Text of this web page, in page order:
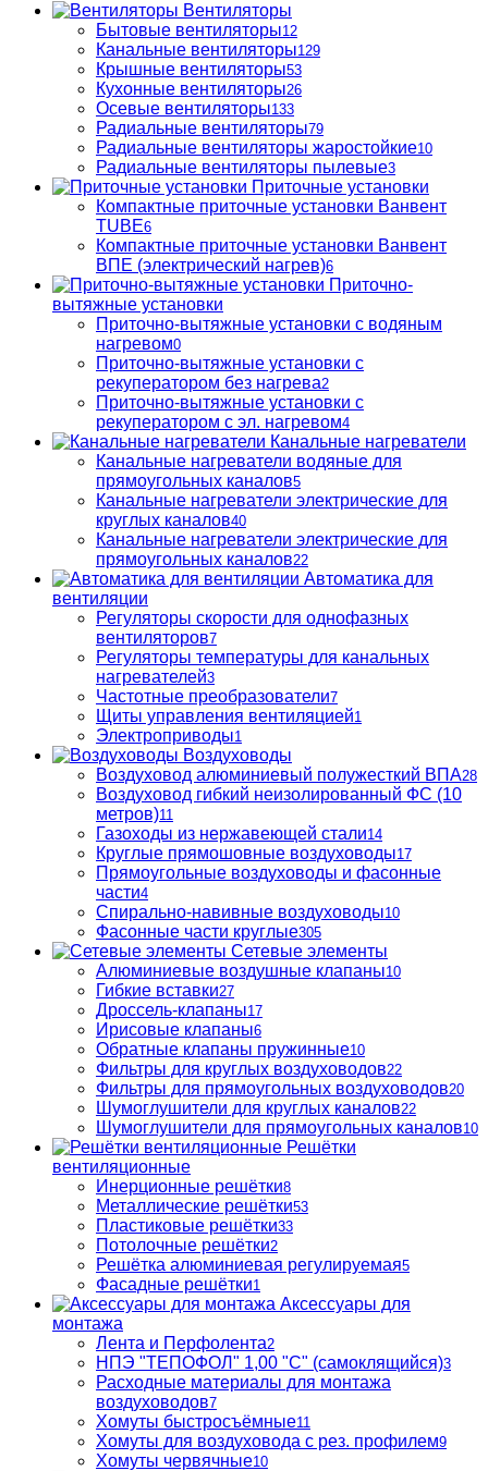
Вентиляторы
Бытовые вентиляторы12
Канальные вентиляторы129
Крышные вентиляторы53
Кухонные вентиляторы26
Осевые вентиляторы133
Радиальные вентиляторы79
Радиальные вентиляторы жаростойкие10
Радиальные вентиляторы пылевые3
Приточные установки
Компактные приточные установки Ванвент
TUBE6
Компактные приточные установки Ванвент
ВПЕ (электрический нагрев)6
Приточно-
вытяжные установки
Приточно-вытяжные установки с водяным
нагревом0
Приточно-вытяжные установки с
рекуператором без нагрева2
Приточно-вытяжные установки с
рекуператором с эл. нагревом4
Канальные нагреватели
Канальные нагреватели водяные для
прямоугольных каналов5
Канальные нагреватели электрические для
круглых каналов40
Канальные нагреватели электрические для
прямоугольных каналов22
Автоматика для
вентиляции
Регуляторы скорости для однофазных
вентиляторов7
Регуляторы температуры для канальных
нагревателей3
Частотные преобразователи7
Щиты управления вентиляцией1
Электроприводы1
Воздуховоды
Воздуховод алюминиевый полужесткий ВПА28
Воздуховод гибкий неизолированный ФС (10
метров)11
Газоходы из нержавеющей стали14
Круглые прямошовные воздуховоды17
Прямоугольные воздуховоды и фасонные
части4
Спирально-навивные воздуховоды10
Фасонные части круглые305
Сетевые элементы
Алюминиевые воздушные клапаны10
Гибкие вставки27
Дроссель-клапаны17
Ирисовые клапаны6
Обратные клапаны пружинные10
Фильтры для круглых воздуховодов22
Фильтры для прямоугольных воздуховодов20
Шумоглушители для круглых каналов22
Шумоглушители для прямоугольных каналов10
Решётки
вентиляционные
Инерционные решётки8
Металлические решётки53
Пластиковые решётки33
Потолочные решётки2
Решётка алюминиевая регулируемая5
Фасадные решётки1
Аксессуары для
монтажа
Лента и Перфолента2
НПЭ "ТЕПОФОЛ" 1,00 "С" (самоклящийся)3
Расходные материалы для монтажа
воздуховодов7
Хомуты быстросъёмные11
Хомуты для воздуховода с рез. профилем9
Хомуты червячные10